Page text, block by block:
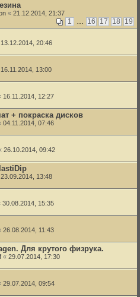
« 21.12.2014, 21:37
1 … 16 17 18 19
13.12.2014, 20:46
16.11.2014, 13:00
16.11.2014, 12:27
+ покраска дисков
04.11.2014, 07:46
26.10.2014, 09:42
23.09.2014, 13:48
30.08.2014, 15:35
26.08.2014, 11:43
Для крутого физрука.
« 29.07.2014, 17:30
29.07.2014, 09:54